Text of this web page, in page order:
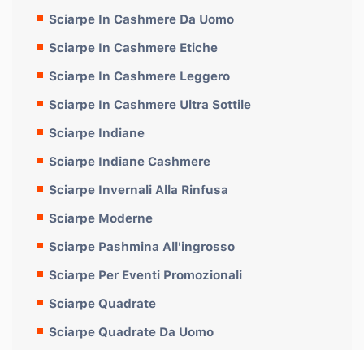
Sciarpe In Cashmere Da Uomo
Sciarpe In Cashmere Etiche
Sciarpe In Cashmere Leggero
Sciarpe In Cashmere Ultra Sottile
Sciarpe Indiane
Sciarpe Indiane Cashmere
Sciarpe Invernali Alla Rinfusa
Sciarpe Moderne
Sciarpe Pashmina All'ingrosso
Sciarpe Per Eventi Promozionali
Sciarpe Quadrate
Sciarpe Quadrate Da Uomo